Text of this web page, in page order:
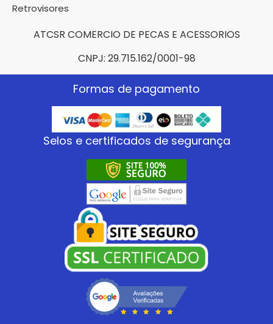
Retrovisores
ATCSR COMERCIO DE PECAS E ACESSORIOS
CNPJ: 29.715.162/0001-98
Formas de pagamento
Selos e certificados de segurança